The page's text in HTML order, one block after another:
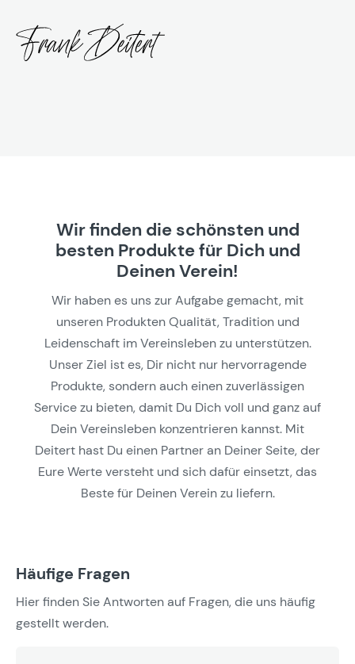
Wir finden die schönsten und
besten Produkte für Dich und
Deinen Verein!
Wir haben es uns zur Aufgabe gemacht, mit
unseren Produkten Qualität, Tradition und
Leidenschaft im Vereinsleben zu unterstützen.
Unser Ziel ist es, Dir nicht nur hervorragende
Produkte, sondern auch einen zuverlässigen
Service zu bieten, damit Du Dich voll und ganz auf
Dein Vereinsleben konzentrieren kannst. Mit
Deitert hast Du einen Partner an Deiner Seite, der
Eure Werte versteht und sich dafür einsetzt, das
Beste für Deinen Verein zu liefern.
Häufige Fragen
Hier finden Sie Antworten auf Fragen, die uns häufig
gestellt werden.